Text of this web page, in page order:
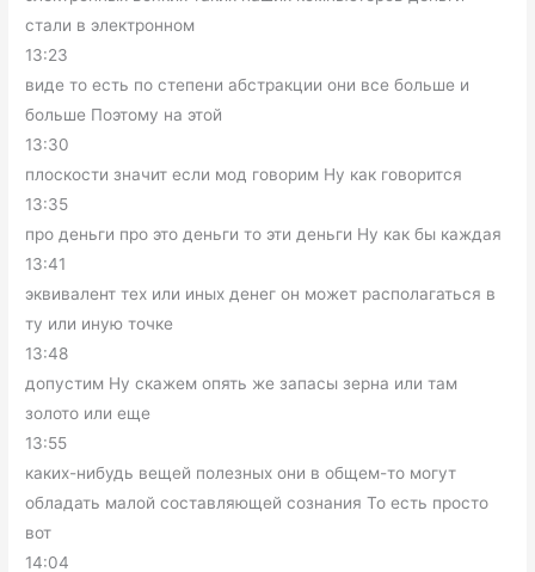
стали в электронном
13:23
виде то есть по степени абстракции они все больше и
больше Поэтому на этой
13:30
плоскости значит если мод говорим Ну как говорится
13:35
про деньги про это деньги то эти деньги Ну как бы каждая
13:41
эквивалент тех или иных денег он может располагаться в
ту или иную точке
13:48
допустим Ну скажем опять же запасы зерна или там
золото или еще
13:55
каких-нибудь вещей полезных они в общем-то могут
обладать малой составляющей сознания То есть просто
вот
14:04